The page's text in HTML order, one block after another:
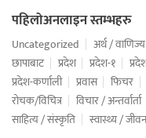
पहिलोअनलाइन स्तम्भहरु
Uncategorized अर्थ / वाणिज्य
छापाबाट
प्रदेश प्रदेश-१
प्रदेश-कर्णाली
प्रवास फिचर
रोचक/विचित्र
विचार / अन्तर्वार्ता
साहित्य / संस्कृति
स्वास्थ्य /